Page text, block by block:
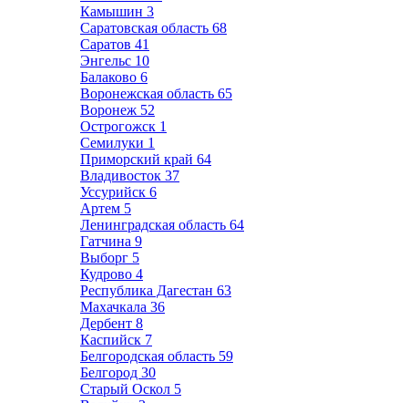
Камышин 3
Саратовская область 68
Саратов 41
Энгельс 10
Балаково 6
Воронежская область 65
Воронеж 52
Острогожск 1
Семилуки 1
Приморский край 64
Владивосток 37
Уссурийск 6
Артем 5
Ленинградская область 64
Гатчина 9
Выборг 5
Кудрово 4
Республика Дагестан 63
Махачкала 36
Дербент 8
Каспийск 7
Белгородская область 59
Белгород 30
Старый Оскол 5